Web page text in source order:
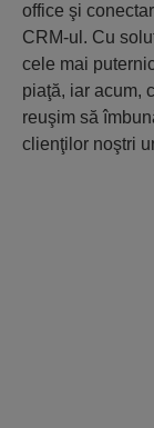
office şi
CRM-ul. Cu
cele mai
piaţă, iar acum,
reuşim să
clienţilor noştri